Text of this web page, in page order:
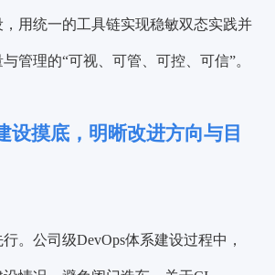
用统一的工具链实现稳敏双态实践并
管理的“可视、可管、可控、可信”。
设摸底，明晰改进方向与目
。公司级DevOps体系建设过程中，